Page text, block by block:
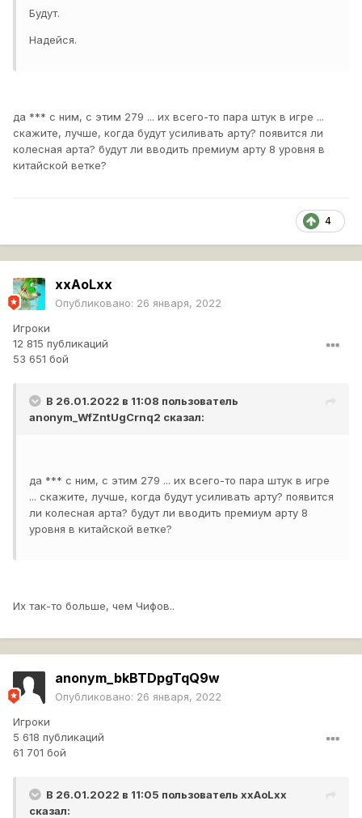
Будут.
Надейся.
да *** с ним, с этим 279 ... их всего-то пара штук в игре ...
скажите, лучше, когда будут усиливать арту? появится ли
колесная арта? будут ли вводить премиум арту 8 уровня в
китайской ветке?
4
xxAoLxx
Опубликовано: 26 января, 2022
Игроки
12 815 публикаций
53 651 бой
В 26.01.2022 в 11:08 пользователь
anonym_WfZntUgCrnq2 сказал:
да *** с ним, с этим 279 ... их всего-то пара штук в игре
... скажите, лучше, когда будут усиливать арту? появится
ли колесная арта? будут ли вводить премиум арту 8
уровня в китайской ветке?
Их так-то больше, чем Чифов..
anonym_bkBTDpgTqQ9w
Опубликовано: 26 января, 2022
Игроки
5 618 публикаций
61 701 бой
В 26.01.2022 в 11:05 пользователь xxAoLxx
сказал: